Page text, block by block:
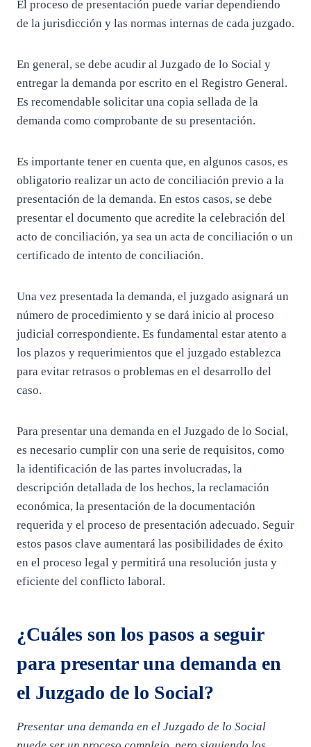
El proceso de presentación puede variar dependiendo
de la jurisdicción y las normas internas de cada juzgado.
En general, se debe acudir al Juzgado de lo Social y
entregar la demanda por escrito en el Registro General.
Es recomendable solicitar una copia sellada de la
demanda como comprobante de su presentación.
Es importante tener en cuenta que, en algunos casos, es
obligatorio realizar un acto de conciliación previo a la
presentación de la demanda. En estos casos, se debe
presentar el documento que acredite la celebración del
acto de conciliación, ya sea un acta de conciliación o un
certificado de intento de conciliación.
Una vez presentada la demanda, el juzgado asignará un
número de procedimiento y se dará inicio al proceso
judicial correspondiente. Es fundamental estar atento a
los plazos y requerimientos que el juzgado establezca
para evitar retrasos o problemas en el desarrollo del
caso.
Para presentar una demanda en el Juzgado de lo Social,
es necesario cumplir con una serie de requisitos, como
la identificación de las partes involucradas, la
descripción detallada de los hechos, la reclamación
económica, la presentación de la documentación
requerida y el proceso de presentación adecuado. Seguir
estos pasos clave aumentará las posibilidades de éxito
en el proceso legal y permitirá una resolución justa y
eficiente del conflicto laboral.
¿Cuáles son los pasos a seguir
para presentar una demanda en
el Juzgado de lo Social?
Presentar una demanda en el Juzgado de lo Social